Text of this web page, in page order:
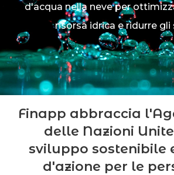
d'acqua nella neve per
risorsa idrica e ridurre gli
Finapp abbraccia
delle Nazioni
sviluppo sostenibile
d'azione per le